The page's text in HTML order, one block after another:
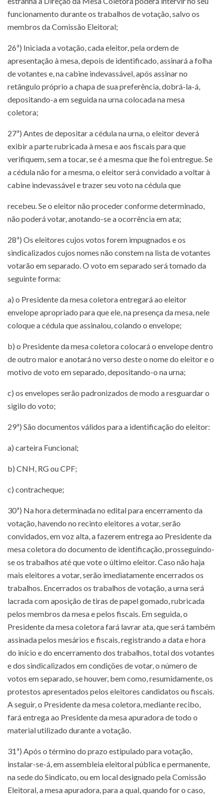
funcionamento durante os trabalhos de votação, salvo os
membros da Comissão Eleitoral;
26ª) Iniciada a votação, cada eleitor, pela ordem de
apresentação à mesa, depois de identificado, assinará a folha
de votantes e, na cabine indevassável, após assinar no
retângulo próprio a chapa de sua preferência, dobrá-la-á,
depositando-a em seguida na urna colocada na mesa
coletora;
27ª) Antes de depositar a cédula na urna, o eleitor deverá
exibir a parte rubricada à mesa e aos fiscais para que
verifiquem, sem a tocar, se é a mesma que lhe foi entregue. Se
a cédula não for a mesma, o eleitor será convidado a voltar à
cabine indevassável e trazer seu voto na cédula que
recebeu. Se o eleitor não proceder conforme determinado,
não poderá votar, anotando-se a ocorrência em ata;
28ª) Os eleitores cujos votos forem impugnados e os
sindicalizados cujos nomes não constem na lista de votantes
votarão em separado. O voto em separado será tomado da
seguinte forma:
a) o Presidente da mesa coletora entregará ao eleitor
envelope apropriado para que ele, na presença da mesa, nele
coloque a cédula que assinalou, colando o envelope;
b) o Presidente da mesa coletora colocará o envelope dentro
de outro maior e anotará no verso deste o nome do eleitor e o
motivo de voto em separado, depositando-o na urna;
c) os envelopes serão padronizados de modo a resguardar o
sigilo do voto;
29ª) São documentos válidos para a identificação do eleitor:
a) carteira Funcional;
b) CNH, RG ou CPF;
c) contracheque;
30ª) Na hora determinada no edital para encerramento da
votação, havendo no recinto eleitores a votar, serão
convidados, em voz alta, a fazerem entrega ao Presidente da
mesa coletora do documento de identificação, prosseguindo-
se os trabalhos até que vote o último eleitor. Caso não haja
mais eleitores a votar, serão imediatamente encerrados os
trabalhos. Encerrados os trabalhos de votação, a urna será
lacrada com aposição de tiras de papel gomado, rubricada
pelos membros da mesa e pelos fiscais. Em seguida, o
Presidente da mesa coletora fará lavrar ata, que será também
assinada pelos mesários e fiscais, registrando a data e hora
do início e do encerramento dos trabalhos, total dos votantes
e dos sindicalizados em condições de votar, o número de
votos em separado, se houver, bem como, resumidamente, os
protestos apresentados pelos eleitores candidatos ou fiscais.
A seguir, o Presidente da mesa coletora, mediante recibo,
fará entrega ao Presidente da mesa apuradora de todo o
material utilizado durante a votação.
31ª) Após o término do prazo estipulado para votação,
instalar-se-á, em assembleia eleitoral pública e permanente,
na sede do Sindicato, ou em local designado pela Comissão
Eleitoral, a mesa apuradora, para a qual, quando for o caso,